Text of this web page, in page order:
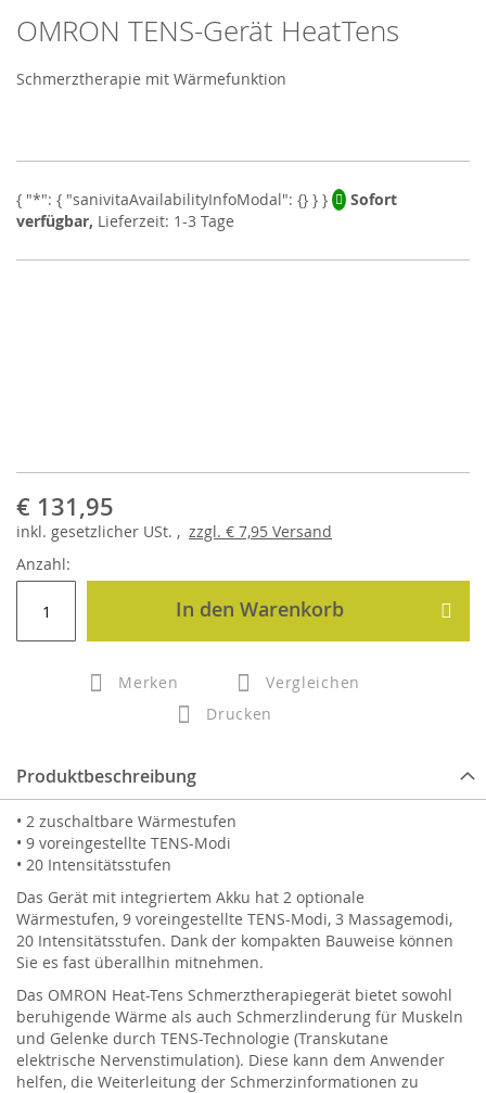
Skip
to
the
beginning
images
OMRON TENS-Gerät HeatTens
Schmerztherapie mit Wärmefunktion
Sofort
verfügbar, Lieferzeit: 1-3 Tage
€ 131,95
inkl. gesetzlicher USt. , zzgl. € 7,95 Versand
Anzahl:
In den Warenkorb
Merken
Vergleichen
Drucken
Produktbeschreibung
• 2 zuschaltbare Wärmestufen
• 9 voreingestellte TENS-Modi
• 20 Intensitätsstufen
Das Gerät mit integriertem Akku hat 2 optionale
Wärmestufen, 9 voreingestellte TENS-Modi, 3 Massagemodi,
20 Intensitätsstufen. Dank der kompakten Bauweise können
Sie es fast überallhin mitnehmen.
Das OMRON Heat-Tens Schmerztherapiegerät bietet sowohl
beruhigende Wärme als auch Schmerzlinderung für Muskeln
und Gelenke durch TENS-Technologie (Transkutane
elektrische Nervenstimulation). Diese kann dem Anwender
helfen, die Weiterleitung der Schmerzinformationen zu